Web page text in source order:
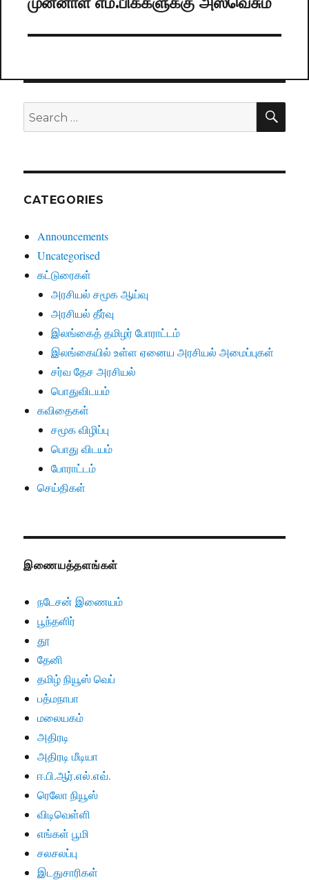
Search
for:
CATEGORIES
Announcements
Uncategorised
கட்டுரைகள்
அரசியல் சமூக ஆய்வு
அரசியல் தீர்வு
இலங்கைத் தமிழர் போராட்டம்
இலங்கையில் உள்ள ஏனைய அரசியல் அமைப்புகள்
சர்வ தேச அரசியல்
பொதுவிடயம்
கவிதைகள்
சமூக விழிப்பு
பொது விடயம்
போராட்டம்
செய்திகள்
இணையத்தளங்கள்
நடேசன் இணையம்
பூந்தளிர்
தூ
தேனி
தமிழ் நியூஸ் வெப்
பத்மநாபா
மலையகம்
அதிரடி
அதிரடி மீடியா
ஈ.பி.ஆர்.எல்.எவ்.
ரெலோ நியூஸ்
விடிவெள்ளி
எங்கள் பூமி
சலசலப்பு
இடதுசாரிகள்